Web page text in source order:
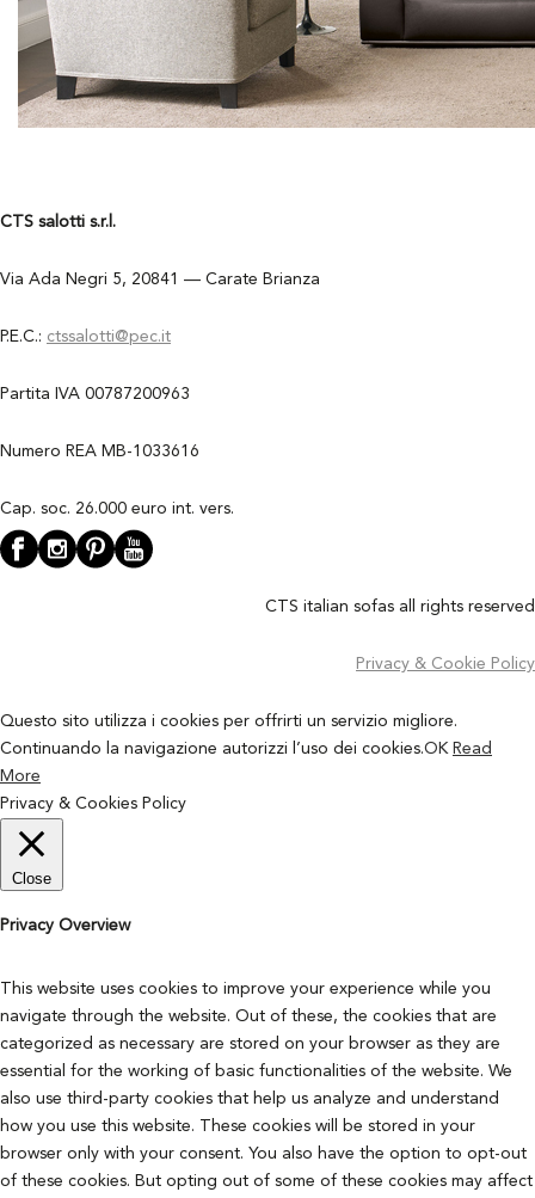
CTS salotti s.r.l.
Via Ada Negri 5, 20841 — Carate Brianza
P.E.C.: ctssalotti@pec.it
Partita IVA 00787200963
Numero REA MB-1033616
Cap. soc. 26.000 euro int. vers.
CTS italian sofas all rights reserved
Privacy & Cookie Policy
Questo sito utilizza i cookies per offrirti un servizio migliore.
Continuando la navigazione autorizzi l’uso dei cookies.OK Read
More
Privacy & Cookies Policy
Close
Privacy Overview
This website uses cookies to improve your experience while you
navigate through the website. Out of these, the cookies that are
categorized as necessary are stored on your browser as they are
essential for the working of basic functionalities of the website. We
also use third-party cookies that help us analyze and understand
how you use this website. These cookies will be stored in your
browser only with your consent. You also have the option to opt-out
of these cookies. But opting out of some of these cookies may affect